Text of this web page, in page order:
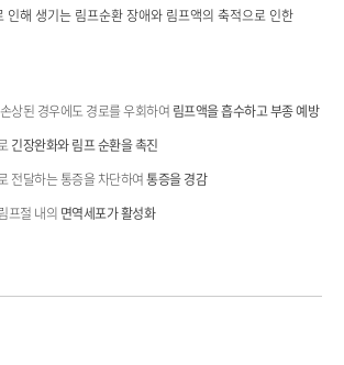
인해 생기는 림프순환 장애와 림프액의 축적으로 인한
상된 경우에도 경로를 우회하여 림프액을 흡수하고 부종 예방
긴장완화와 림프 순환을 촉진
전달하는 통증을 차단하여통증을 경감
프절 내의 면역세포가 활성화